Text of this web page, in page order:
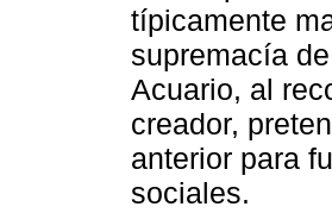
típicamente
supremacía
Acuario, al
creador,
anterior para
sociales.